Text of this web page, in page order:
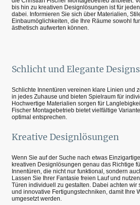
bis hin zu kreativen Designlösungen ist für
dabei. Informieren Sie sich über Materialien,
Einbaumöglichkeiten, die Ihre Räume sowohl
ästhetisch aufwerten können.
Schlicht und Elegante Designs
Schlichte Innentüren vereinen klare Linien und
in jedes Zuhause und bieten Spielraum für
Hochwertige Materialien sorgen für
Fischer Montagebetrieb bietet vielfältige
optimal entsprechen.
Kreative Designlösungen
Wenn Sie auf der Suche nach etwas
kreativen Designlösungen genau das Richtige
Innentüren, die nicht nur funktional, sondern
Lassen Sie Ihrer Fantasie freien Lauf und
Türen individuell zu gestalten. Dabei achten wir
und innovative Fertigungstechniken, damit Ihre
umgesetzt werden.